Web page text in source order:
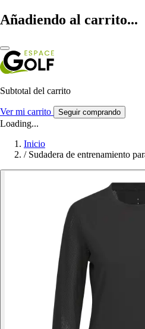
Añadiendo al carrito...
Subtotal del carrito
Ver mi carrito Seguir comprando
Loading...
Inicio
/ Sudadera de entrenamiento